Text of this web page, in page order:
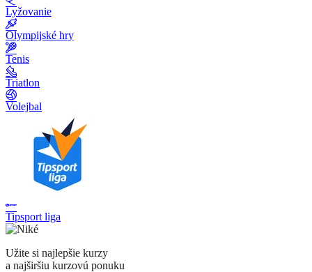
Lyžovanie
Olympijské hry
Tenis
Triatlon
Volejbal
Tipsport liga
Užite si najlepšie kurzy
a najširšiu kurzovú ponuku